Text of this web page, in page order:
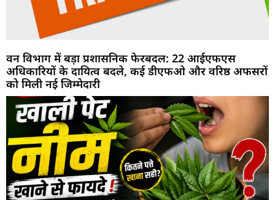
वन विभाग में बड़ा प्रशासनिक फेरबदल: 22 आईएफएस
अधिकारियों के दायित्व बदले, कई डीएफओ और वरिष्ठ अफसरों
को मिली नई जिम्मेदारी